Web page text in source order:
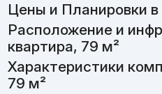
Цены и Планировки в
Расположение и
квартира, 79 м²
Характеристики
79 м²